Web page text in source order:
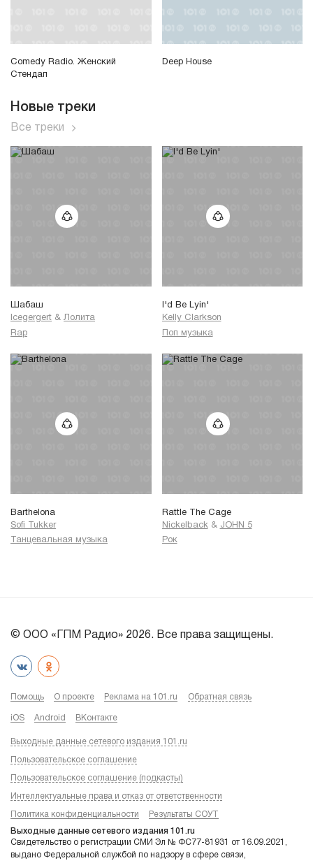
Comedy Radio. Женский
Стендап
Deep House
Новые треки
Все треки
Шабаш
Icegergert & Лолита
Rap
I'd Be Lyin'
Kelly Clarkson
Поп музыка
Barthelona
Sofi Tukker
Танцевальная музыка
Rattle The Cage
Nickelback & JOHN 5
Рок
© ООО «ГПМ Радио» 2026. Все права защищены.
Помощь О проекте Реклама на 101.ru Обратная связь
iOS Android ВКонтакте
Выходные данные сетевого издания 101.ru
Пользовательское соглашение
Пользовательское соглашение (подкасты)
Интеллектуальные права и отказ от ответственности
Политика конфиденциальности Результаты СОУТ
Выходные данные сетевого издания 101.ru
Свидетельство о регистрации СМИ Эл № ФС77-81931 от 16.09.2021,
выдано Федеральной службой по надзору в сфере связи,